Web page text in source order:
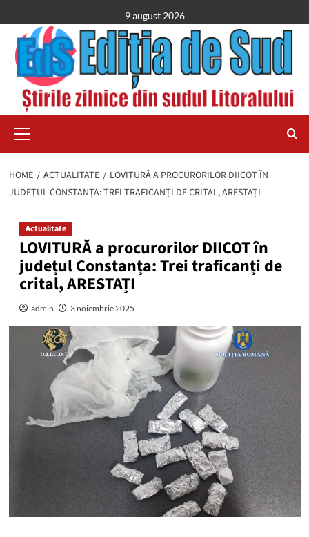
to
content
9 august 2026
Menu
HOME ACTUALITATE
LOVITURĂ A PROCURORILOR DIICOT ÎN
JUDEȚUL CONSTANȚA: TREI TRAFICANȚI DE CRITAL, ARESTAȚI
Actualitate
LOVITURĂ a procurorilor DIICOT în
județul Constanța: Trei traficanți de
crital, ARESTAȚI
admin 3 noiembrie 2025